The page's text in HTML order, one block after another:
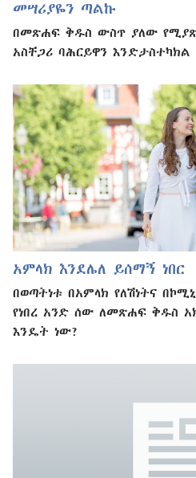
መሣሪያዬን ጣልኩ
በመጽሐፍ ቅዱስ ውስጥ ያለው
አስቸጋሪ ባሕርይዋን እንድታስተካክል
አምላክ እንደሌለ ይሰማኝ ነበር
በወጣትነቱ በአምላክ የለሽነትና
የነበረ አንድ ሰው ለመጽሐፍ ቅዱስ
እንዴት ነው?